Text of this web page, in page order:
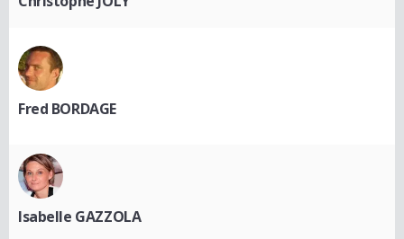
Fred BORDAGE
Isabelle GAZZOLA